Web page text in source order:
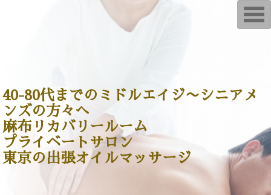
40-80代までのミドルエイジ〜シニアメ
ンズの方々へ
麻布リカバリールーム
プライベートサロン
東京の出張オイルマッサージ
T
o
g
i
g
o
n